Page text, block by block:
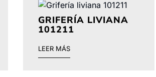
GRIFERÍA LIVIANA
101211
LEER MÁS